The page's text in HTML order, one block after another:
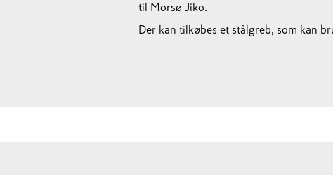
til Morsø Jiko.
Der kan tilkøbes et stålgreb, som kan